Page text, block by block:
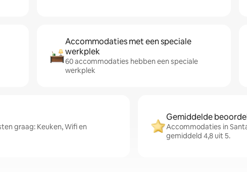
Accommodaties met een speciale
werkplek
60 accommodaties hebben een speciale
werkplek
graag: Keuken, Wifi en
Gemiddelde
Accommodaties in
gemiddeld 4,8 uit 5.